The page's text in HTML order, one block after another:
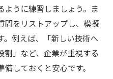
ように練習しましょう。ま
問をリストアップし、模擬
。例えば、「新しい技術へ
割」など、企業が重視する
しておくと安心です。